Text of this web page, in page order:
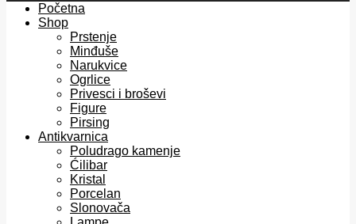
Početna
Shop
Prstenje
Minđuše
Narukvice
Ogrlice
Privesci i broševi
Figure
Pirsing
Antikvarnica
Poludrago kamenje
Ćilibar
Kristal
Porcelan
Slonovača